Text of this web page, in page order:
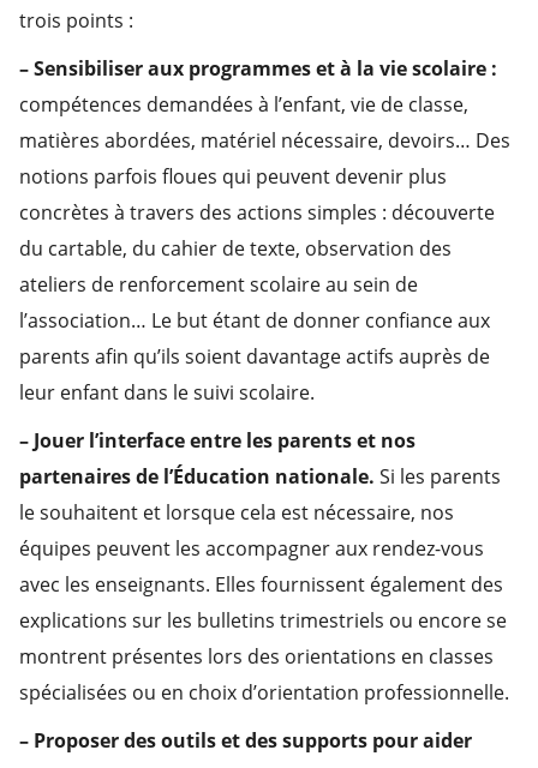
trois points :
– Sensibiliser aux programmes et à la vie scolaire :
compétences demandées à l’enfant, vie de classe,
matières abordées, matériel nécessaire, devoirs… Des
notions parfois floues qui peuvent devenir plus
concrètes à travers des actions simples : découverte
du cartable, du cahier de texte, observation des
ateliers de renforcement scolaire au sein de
l’association… Le but étant de donner confiance aux
parents afin qu’ils soient davantage actifs auprès de
leur enfant dans le suivi scolaire.
– Jouer l’interface entre les parents et nos
partenaires de l’Éducation nationale. Si les parents
le souhaitent et lorsque cela est nécessaire, nos
équipes peuvent les accompagner aux rendez-vous
avec les enseignants. Elles fournissent également des
explications sur les bulletins trimestriels ou encore se
montrent présentes lors des orientations en classes
spécialisées ou en choix d’orientation professionnelle.
– Proposer des outils et des supports pour aider